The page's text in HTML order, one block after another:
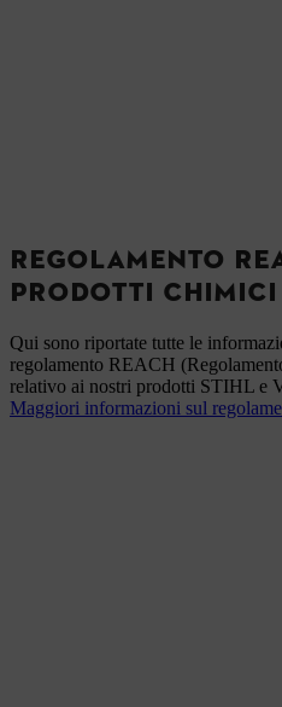
REGOLAMENTO
PRODOTTI CHIMICI
Qui sono riportate tutte le
regolamento REACH
relativo ai nostri prodotti STIHL e
Maggiori informazioni sul